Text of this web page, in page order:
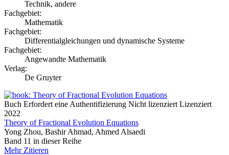
Technik, andere
Fachgebiet:
Mathematik
Fachgebiet:
Differentialgleichungen und dynamische Systeme
Fachgebiet:
Angewandte Mathematik
Verlag:
De Gruyter
Buch Erfordert eine Authentifizierung Nicht lizenziert Lizenziert
2022
Theory of Fractional Evolution Equations
Yong Zhou, Bashir Ahmad, Ahmed Alsaedi
Band 11 in dieser Reihe
Mehr Zitieren